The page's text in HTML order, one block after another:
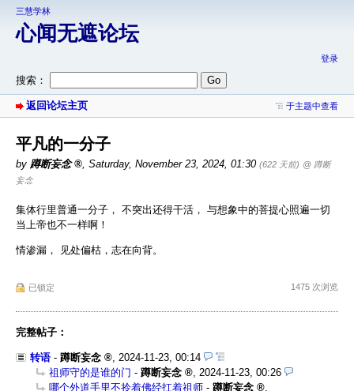
三慧学林
心闻无遮论坛
登录
搜索：
返回论坛主页 于主题中查看
平凡的一分子
by 蹲断妄念 , Saturday, November 23, 2024, 01:30 (622 天前) @ 蹲断
妄念
集体行里普通一分子， 不突出还得干活， 与想象中的菩提心照遍一切
当上帝也不一样啊！
情渗漏， 见处偏枯，志在向背。
已锁定 1475 次浏览
完整帖子：
转语 - 蹲断妄念
2024-11-23, 00:14
祖师守的是谁的门 - 蹲断妄念
2024-11-23, 00:26
哪个外道手里不拎着佛经扛着祖师 - 蹲断妄念